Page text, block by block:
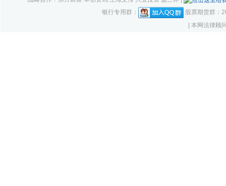
银行专用群：
股票期货群：
| 本网法律顾